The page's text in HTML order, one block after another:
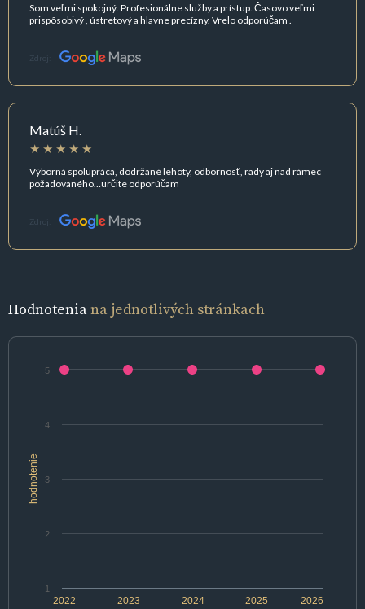
Som veľmi spokojný. Profesionálne služby a prístup. Časovo veľmi
prispôsobivý , ústretový a hlavne precízny. Vrelo odporúčam .
Zdroj:
Matúš H.
Výborná spolupráca, dodržané lehoty, odbornosť, rady aj nad rámec
požadovaného…určite odporúčam
Zdroj:
Hodnoteniana jednotlivých stránkach
hodnotenie
2022 2024 2026
2023 2025
1
2
3
4
5